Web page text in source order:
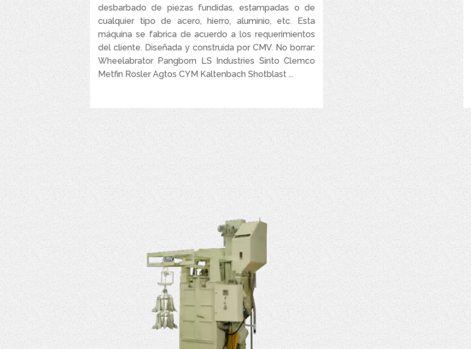
desbarbado de piezas fundidas, estampadas o de
cualquier tipo de acero, hierro, aluminio, etc. Esta
máquina se fabrica de acuerdo a los requerimientos
del cliente. Diseñada y construida por CMV. No borrar:
Wheelabrator Pangborn LS Industries Sinto Clemco
Metfin Rosler Agtos CYM Kaltenbach Shotblast ...
Variador de frecuencia en la banda transportadora de acero al
manganeso.
Preparación de la toda superficie de la pieza en una sola
operación.